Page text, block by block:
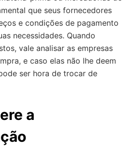
que seus fornecedores
e condições de pagamento
necessidades. Quando
vale analisar as empresas
e caso elas não lhe deem
ser hora de trocar de
a